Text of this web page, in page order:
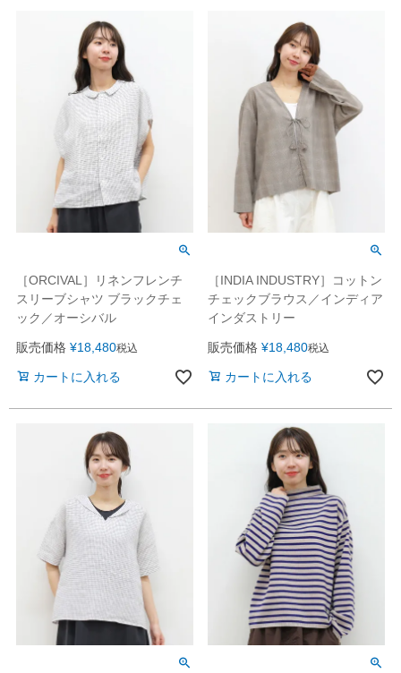
［ORCIVAL］リネンフレンチ
スリーブシャツ ブラックチェ
ック／オーシバル
販売価格 ¥18,480税込
カートに入れる
［INDIA INDUSTRY］コットン
チェックブラウス／インディア
インダストリー
販売価格 ¥18,480税込
カートに入れる